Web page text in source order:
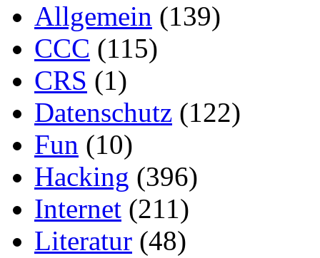
Allgemein (139)
CCC (115)
CRS (1)
Datenschutz (122)
Fun (10)
Hacking (396)
Internet (211)
Literatur (48)